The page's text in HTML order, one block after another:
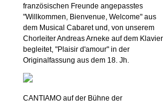
französischen Freunde angepasstes
"Willkommen, Bienvenue, Welcome" aus
dem Musical Cabaret und, von unserem
Chorleiter Andreas Arneke auf dem Klavier
begleitet, "Plaisir d'amour" in der
Originalfassung aus dem 18. Jh.
CANTIAMO auf der Bühne der